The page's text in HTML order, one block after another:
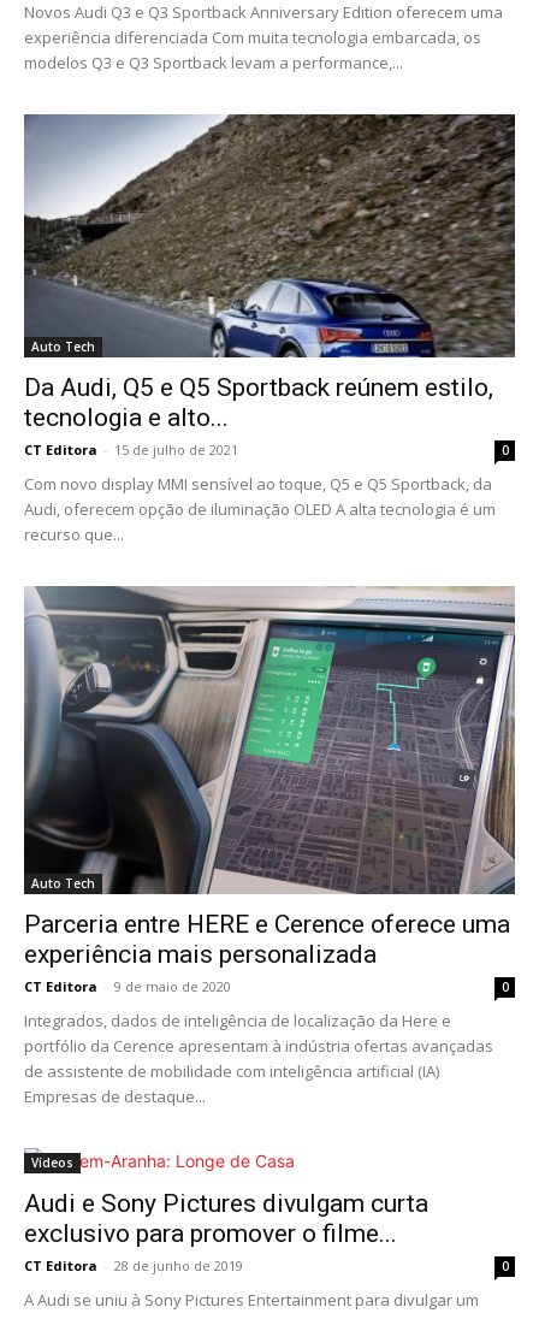
Novos Audi Q3 e Q3 Sportback Anniversary Edition oferecem uma
experiência diferenciada Com muita tecnologia embarcada, os
modelos Q3 e Q3 Sportback levam a performance,...
Auto Tech
Da Audi, Q5 e Q5 Sportback reúnem estilo,
tecnologia e alto...
CT Editora - 15 de julho de 2021 0
Com novo display MMI sensível ao toque, Q5 e Q5 Sportback, da
Audi, oferecem opção de iluminação OLED A alta tecnologia é um
recurso que...
Auto Tech
Parceria entre HERE e Cerence oferece uma
experiência mais personalizada
CT Editora - 9 de maio de 2020 0
Integrados, dados de inteligência de localização da Here e
portfólio da Cerence apresentam à indústria ofertas avançadas
de assistente de mobilidade com inteligência artificial (IA)
Empresas de destaque...
Vídeos
Audi e Sony Pictures divulgam curta
exclusivo para promover o filme...
CT Editora - 28 de junho de 2019 0
A Audi se uniu à Sony Pictures Entertainment para divulgar um